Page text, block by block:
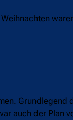
Grundlegend
auch der Plan